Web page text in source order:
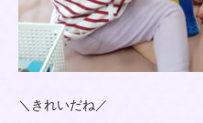
＼きれいだね／